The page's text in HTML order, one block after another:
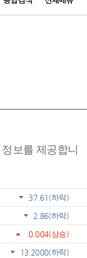
정보를 제공합니
37.61 (하락)
2.86(하락)
0.004(상승)
13.2000(하락)